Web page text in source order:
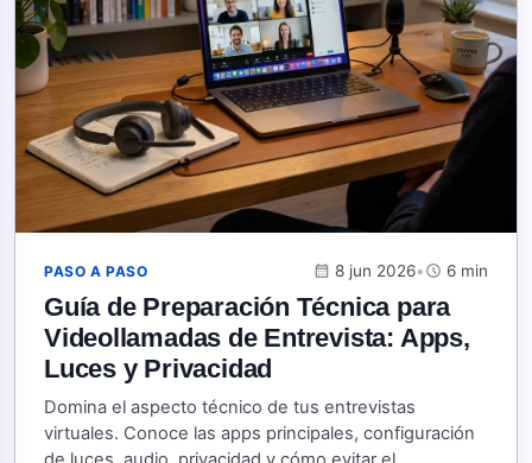
PASO A PASO calendar_month 8 jun 2026•schedule 6 min
Guía de Preparación Técnica para
Videollamadas de Entrevista: Apps,
Luces y Privacidad
Domina el aspecto técnico de tus entrevistas
virtuales. Conoce las apps principales, configuración